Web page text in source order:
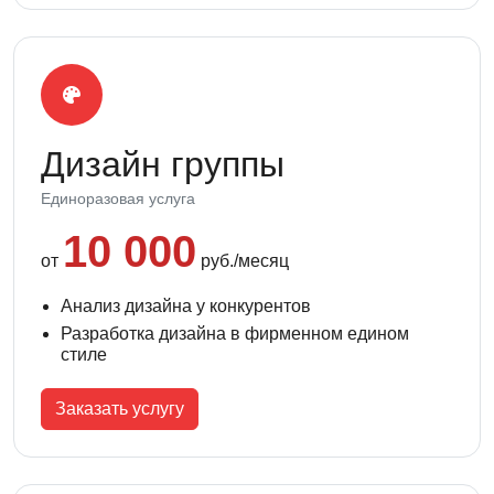
Дизайн группы
Единоразовая услуга
от 10 000 руб./месяц
Анализ дизайна у конкурентов
Разработка дизайна в фирменном едином
стиле
Заказать услугу